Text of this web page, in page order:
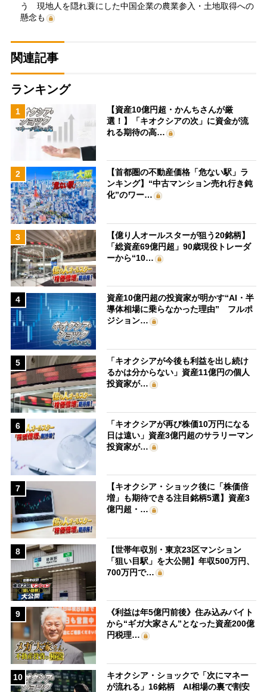
う 現地人を隠れ蓑にした中国企業の農業参入・土地取得への
懸念も
関連記事
ランキング
1
【資産10億円超・かんちさんが厳
選！】「キオクシアの次」に資金が流
れる期待の高…
2
【首都圏の不動産価格「危ない駅」ラ
ンキング】“中古マンション売れ行き鈍
化”のワー…
3
【億り人オールスターが狙う20銘柄】
「総資産69億円超」90歳現役トレーダ
ーから“10…
4
資産10億円超の投資家が明かす“AI・半
導体相場に乗らなかった理由” フルポ
ジション…
5
「キオクシアが今後も利益を出し続け
るかは分からない」資産11億円の個人
投資家が…
6
「キオクシアが再び株価10万円になる
日は遠い」資産3億円超のサラリーマン
投資家が…
7
【キオクシア・ショック後に「株価倍
増」も期待できる注目銘柄5選】資産3
億円超・…
8
【世帯年収別・東京23区マンション
「狙い目駅」を大公開】年収500万円、
700万円で…
9
《利益は年5億円前後》住み込みバイト
から“ギガ大家さん”となった資産200億
円税理…
10
キオクシア・ショックで「次にマネー
が流れる」16銘柄 AI相場の裏で割安